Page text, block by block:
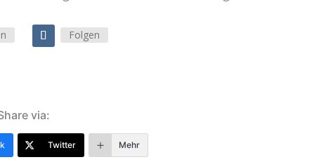
Folgen
via:
Twitter Mehr